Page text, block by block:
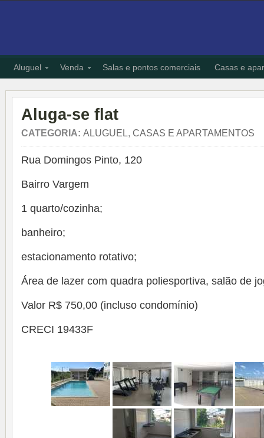
Aluguel Venda Salas e pontos comerciais Casas e
Aluga-se flat
CATEGORIA: ALUGUEL, CASAS E APARTAMENTOS
Rua Domingos Pinto, 120
Bairro Vargem
1 quarto/cozinha;
banheiro;
estacionamento rotativo;
Área de lazer com quadra poliesportiva, salão de
Valor R$ 750,00 (incluso condomínio)
CRECI 19433F